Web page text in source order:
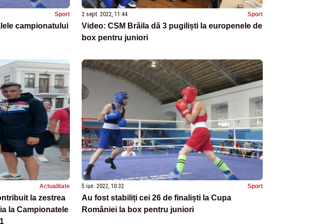
Sport
campionatului
2 sept. 2022, 11:44 Sport
Video: CSM Brăila dă 3 pugiliști la europenele de
box pentru juniori
Actualitate
la zestrea
la Campionatele
5 iun. 2022, 10:32 Sport
Au fost stabiliți cei 26 de finaliști la Cupa
României la box pentru juniori